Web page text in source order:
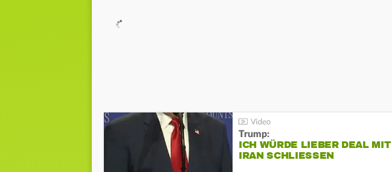
Trump:
ICH WÜRDE LIEBER DEAL MIT
IRAN SCHLIESSEN